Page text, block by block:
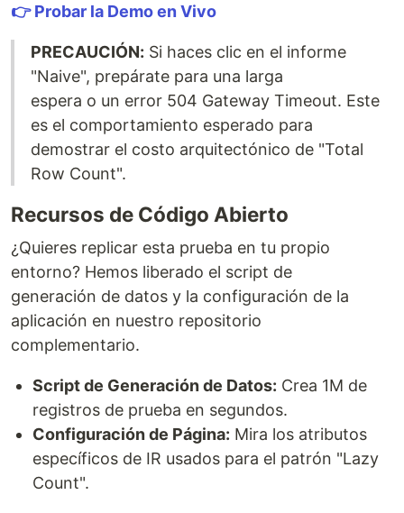
👉 Probar la Demo en Vivo
PRECAUCIÓN: Si haces clic en el informe
"Naive", prepárate para una larga
espera o un error 504 Gateway Timeout. Este
es el comportamiento esperado para
demostrar el costo arquitectónico de "Total
Row Count".
Recursos de Código Abierto
¿Quieres replicar esta prueba en tu propio
entorno? Hemos liberado el script de
generación de datos y la configuración de la
aplicación en nuestro repositorio
complementario.
Script de Generación de Datos: Crea 1M de
registros de prueba en segundos.
Configuración de Página: Mira los atributos
específicos de IR usados para el patrón "Lazy
Count".